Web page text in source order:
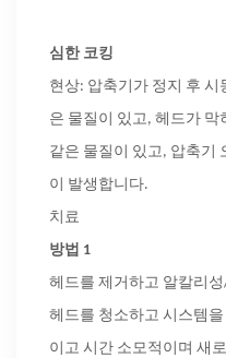
심한 코킹
현상: 압축기가 정지 후
은 물질이 있고, 헤드가
같은 물질이 있고, 압축기
이 발생합니다.
치료
방법 1
헤드를 제거하고 알칼리
헤드를 청소하고 시스템
이고 시간 소모적이며 새